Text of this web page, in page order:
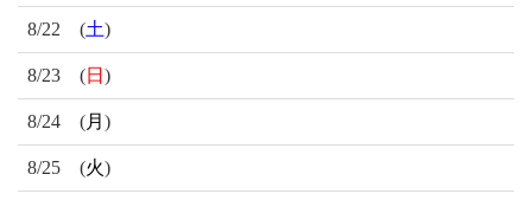
8/22 (土)
8/23 (日 )
8/24 (月 )
8/25 (火)